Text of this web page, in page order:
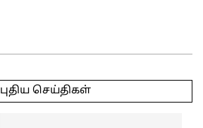
புதிய செய்திகள்